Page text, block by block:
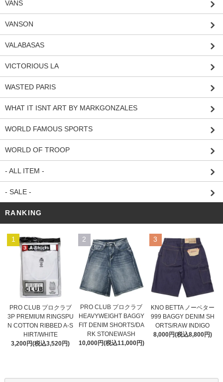
VANS
VANSON
VALABASAS
VICTORIOUS LA
WASTED PARIS
WHAT IT ISNT ART BY MARKGONZALES
WORLD FAMOUS SPORTS
WORLD OF TROOP
- ALL ITEM -
- SALE -
RANKING
1
PRO CLUB プロクラブ
3P PREMIUM RINGSPU
N COTTON RIBBED A-S
HIRT/WHITE
3,200円(税込3,520円)
2
PRO CLUB プロクラブ
HEAVYWEIGHT BAGGY
FIT DENIM SHORTS/DA
RK STONEWASH
10,000円(税込11,000円)
3
KNO BETTA ノーベター
999 BAGGY DENIM SH
ORTS/RAW INDIGO
8,000円(税込8,800円)